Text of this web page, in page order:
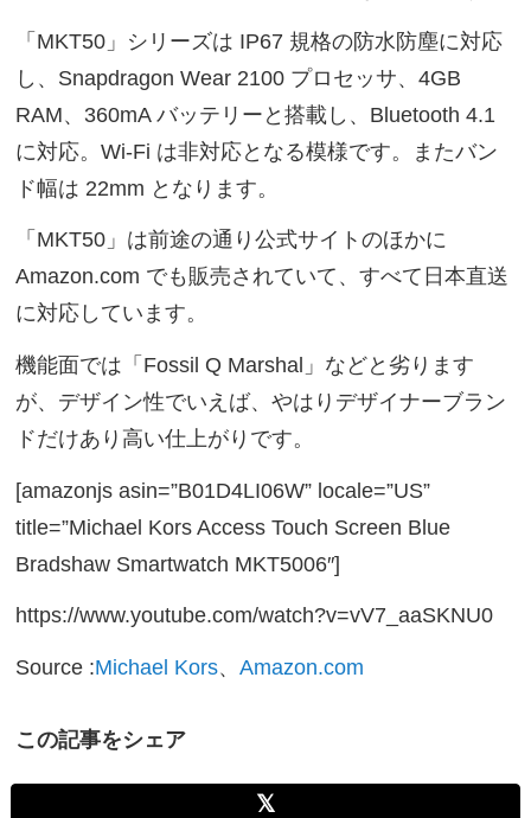
「MKT50」シリーズは IP67 規格の防水防塵に対応
し、Snapdragon Wear 2100 プロセッサ、4GB
RAM、360mA バッテリーと搭載し、Bluetooth 4.1
に対応。Wi-Fi は非対応となる模様です。またバン
ド幅は 22mm となります。
「MKT50」は前途の通り公式サイトのほかに
Amazon.com でも販売されていて、すべて日本直送
に対応しています。
機能面では「Fossil Q Marshal」などと劣ります
が、デザイン性でいえば、やはりデザイナーブラン
ドだけあり高い仕上がりです。
[amazonjs asin=”B01D4LI06W” locale=”US”
title=”Michael Kors Access Touch Screen Blue
Bradshaw Smartwatch MKT5006″]
https://www.youtube.com/watch?v=vV7_aaSKNU0
Source :Michael Kors、Amazon.com
この記事をシェア
𝕏